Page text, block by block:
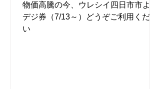
物価高騰の今、ウレシイ四日市市よん
デジ券（7/13～）どうぞご利用くださ
い